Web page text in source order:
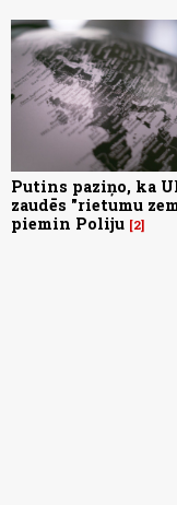
Putins paziņo, ka
zaudēs "rietumu
piemin Poliju 2